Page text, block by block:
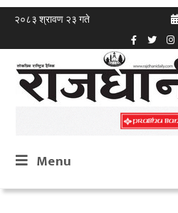
२०८३ श्रावण २३ गते
Menu